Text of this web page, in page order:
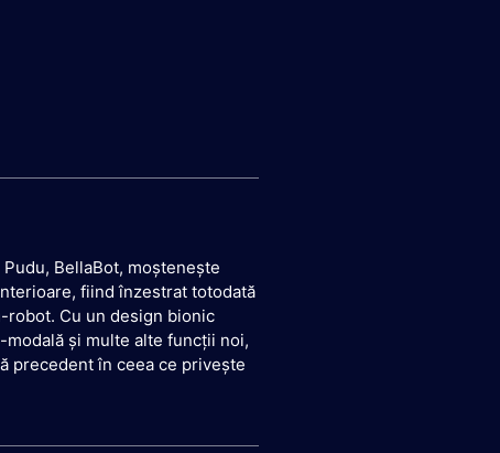
BellaBot, moștenește
fiind înzestrat totodată
robot. Cu un design bionic
și multe alte funcții noi,
precedent în ceea ce privește